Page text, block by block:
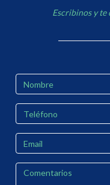
Escribinos y te